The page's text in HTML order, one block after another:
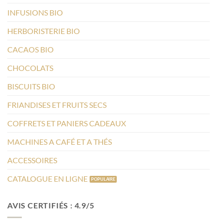
INFUSIONS BIO
HERBORISTERIE BIO
CACAOS BIO
CHOCOLATS
BISCUITS BIO
FRIANDISES ET FRUITS SECS
COFFRETS ET PANIERS CADEAUX
MACHINES A CAFÉ ET A THÉS
ACCESSOIRES
CATALOGUE EN LIGNE
AVIS CERTIFIÉS : 4.9/5